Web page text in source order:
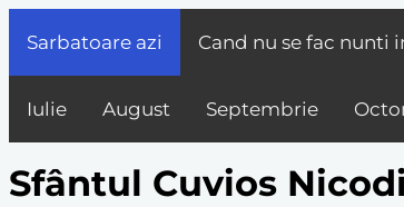
Sarbatoare azi Cand nu se fac nunti
Iulie August Septembrie
Sfântul Cuvios